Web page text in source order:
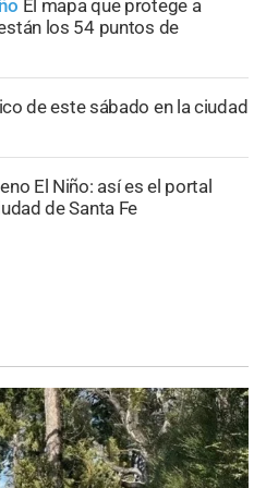
El mapa que protege a
los 54 puntos de
de este sábado en la ciudad
El Niño: así es el portal
de Santa Fe